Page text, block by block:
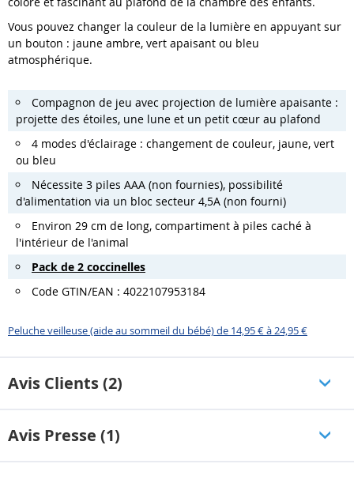
Vous pouvez changer la couleur de la lumière en appuyant sur
un bouton : jaune ambre, vert apaisant ou bleu
atmosphérique.
Compagnon de jeu avec projection de lumière apaisante :
projette des étoiles, une lune et un petit cœur au plafond
4 modes d'éclairage : changement de couleur, jaune, vert
ou bleu
Nécessite 3 piles AAA (non fournies), possibilité
d'alimentation via un bloc secteur 4,5A (non fourni)
Environ 29 cm de long, compartiment à piles caché à
l'intérieur de l'animal
Pack de 2 coccinelles
Code GTIN/EAN : 4022107953184
Peluche veilleuse (aide au sommeil du bébé) de 14,95 € à 24,95 €
Avis Clients (2)
Avis Presse (1)